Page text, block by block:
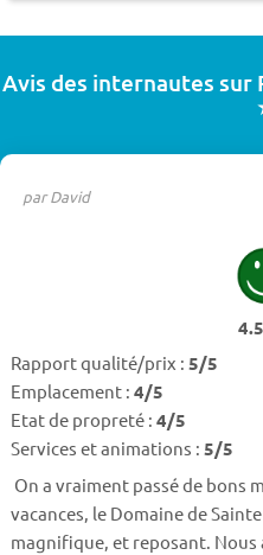
Avis des internautes sur
par David
Rapport qualité/prix : 5/5
Emplacement : 4/5
Etat de propreté : 4/5
Services et animations : 5/5
On a vraiment passé de bons
vacances, le Domaine de
magnifique, et reposant. Nous